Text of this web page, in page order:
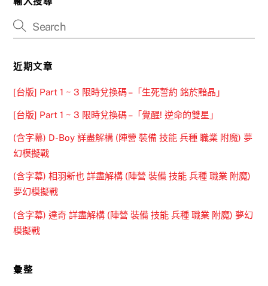
近期文章
[台版] Part 1 ~ 3 限時兌換碼 –「生死誓約 銘於黯晶」
[台版] Part 1 ~ 3 限時兌換碼 –「覺醒! 逆命的雙星」
(含字幕) D-Boy 詳盡解構 (陣營 裝備 技能 兵種 職業 附魔) 夢
幻模擬戰
(含字幕) 相羽新也 詳盡解構 (陣營 裝備 技能 兵種 職業 附魔)
夢幻模擬戰
(含字幕) 達奇 詳盡解構 (陣營 裝備 技能 兵種 職業 附魔) 夢幻
模擬戰
彙整